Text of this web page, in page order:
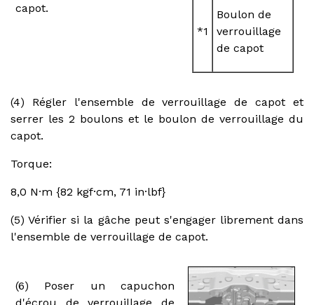
capot.
*1
Boulon de
verrouillage
de capot
(4) Régler l'ensemble de verrouillage de capot et
serrer les 2 boulons et le boulon de verrouillage du
capot.
Torque:
8,0 N·m {82 kgf·cm, 71 in·lbf}
(5) Vérifier si la gâche peut s'engager librement dans
l'ensemble de verrouillage de capot.
(6) Poser un capuchon